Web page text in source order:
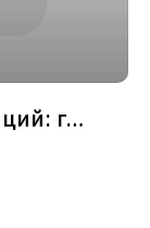
Абонемент №1 «35 лет традиций: главные события сезона»